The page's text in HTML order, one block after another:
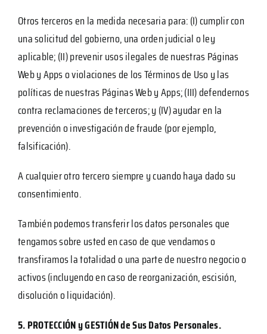
Otros terceros en la medida necesaria para: (I) cumplir con
una solicitud del gobierno, una orden judicial o ley
aplicable; (II) prevenir usos ilegales de nuestras Páginas
Web y Apps o violaciones de los Términos de Uso y las
políticas de nuestras Páginas Web y Apps; (III) defendernos
contra reclamaciones de terceros; y (IV) ayudar en la
prevención o investigación de fraude (por ejemplo,
falsificación).
A cualquier otro tercero siempre y cuando haya dado su
consentimiento.
También podemos transferir los datos personales que
tengamos sobre usted en caso de que vendamos o
transfiramos la totalidad o una parte de nuestro negocio o
activos (incluyendo en caso de reorganización, escisión,
disolución o liquidación).
5. PROTECCIÓN y GESTIÓN de Sus Datos Personales.